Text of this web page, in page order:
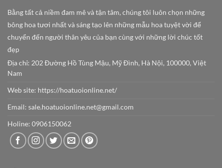
Bằng tất cả niềm đam mê và tận tâm, chúng tôi luôn chọn những
bông hoa tươi nhất và sáng tạo lên những mẫu hoa tuyệt vời để
chuyển đến người thân yêu của bạn cùng với những lời chúc tốt
đẹp
Địa chỉ: 202 Đường Hồ Tùng Mậu, Mỹ Đình, Hà Nội, 100000, Việt
Nam
Web site: https://hoatuoionline.net/
Email: sale.hoatuoionline.net@gmail.com
Holine: 0906150062